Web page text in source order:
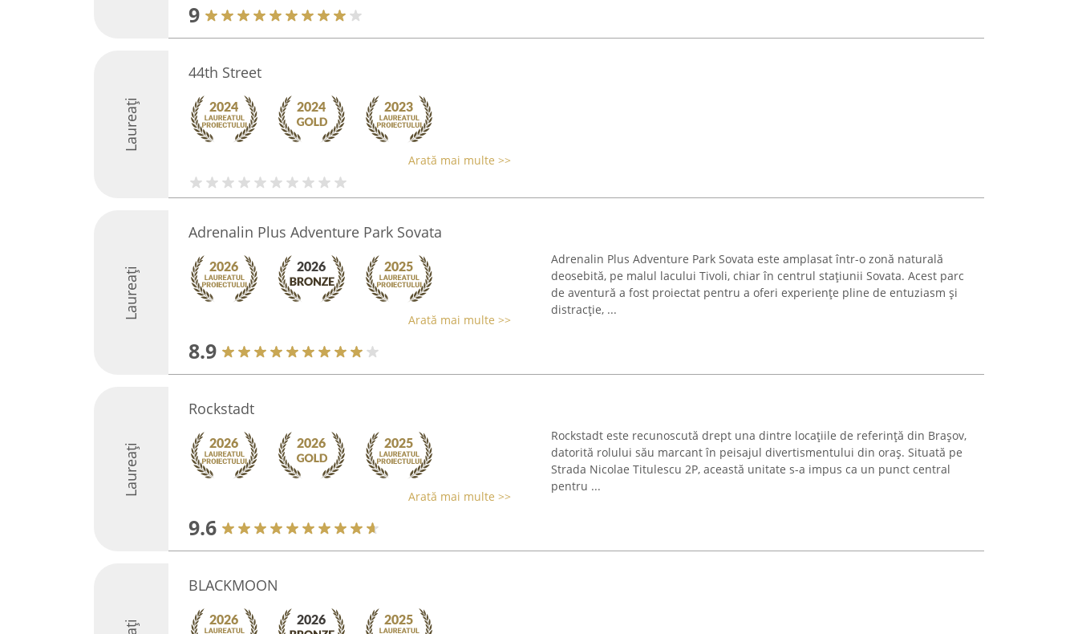
9
Laureați
44th Street
Arată mai multe >>
Laureați
Adrenalin Plus Adventure Park Sovata
Arată mai multe >>
8.9
Adrenalin Plus Adventure Park Sovata este amplasat într-o zonă naturală
deosebită, pe malul lacului Tivoli, chiar în centrul stațiunii Sovata. Acest parc
de aventură a fost proiectat pentru a oferi experiențe pline de entuziasm și
distracție, ...
Laureați
Rockstadt
Arată mai multe >>
9.6
Rockstadt este recunoscută drept una dintre locațiile de referință din Brașov,
datorită rolului său marcant în peisajul divertismentului din oraș. Situată pe
Strada Nicolae Titulescu 2P, această unitate s-a impus ca un punct central
pentru ...
BLACKMOON